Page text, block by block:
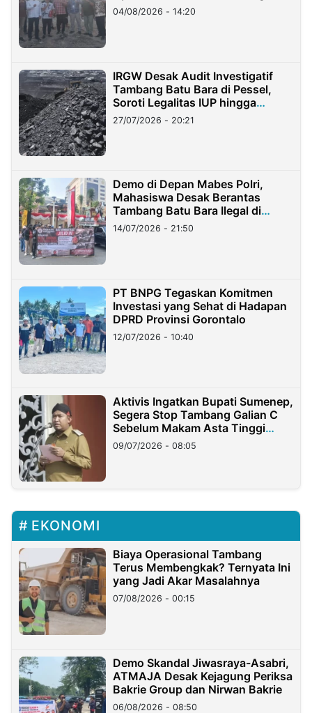
04/08/2026 - 14:20
IRGW Desak Audit Investigatif
Tambang Batu Bara di Pessel,
Soroti Legalitas IUP hingga
Stockpile
27/07/2026 - 20:21
Demo di Depan Mabes Polri,
Mahasiswa Desak Berantas
Tambang Batu Bara Ilegal di
Lampung
14/07/2026 - 21:50
PT BNPG Tegaskan Komitmen
Investasi yang Sehat di Hadapan
DPRD Provinsi Gorontalo
12/07/2026 - 10:40
Aktivis Ingatkan Bupati Sumenep,
Segera Stop Tambang Galian C
Sebelum Makam Asta Tinggi
Longsor
09/07/2026 - 08:05
EKONOMI
Biaya Operasional Tambang
Terus Membengkak? Ternyata Ini
yang Jadi Akar Masalahnya
07/08/2026 - 00:15
Demo Skandal Jiwasraya-Asabri,
ATMAJA Desak Kejagung Periksa
Bakrie Group dan Nirwan Bakrie
06/08/2026 - 08:50